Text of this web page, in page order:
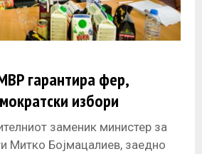
гарантира фер,
избори
заменик министер за
Митко Бојмацалиев, заедно